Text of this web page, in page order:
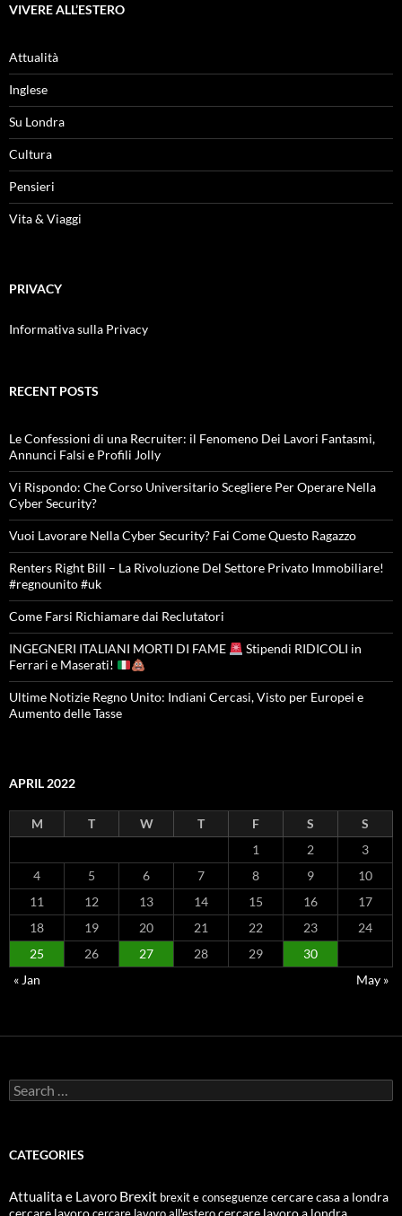
VIVERE ALL’ESTERO
Attualità
Inglese
Su Londra
Cultura
Pensieri
Vita & Viaggi
PRIVACY
Informativa sulla Privacy
RECENT POSTS
Le Confessioni di una Recruiter: il Fenomeno Dei Lavori Fantasmi,
Annunci Falsi e Profili Jolly
Vi Rispondo: Che Corso Universitario Scegliere Per Operare Nella
Cyber Security?
Vuoi Lavorare Nella Cyber Security? Fai Come Questo Ragazzo
Renters Right Bill – La Rivoluzione Del Settore Privato Immobiliare!
#regnounito #uk
Come Farsi Richiamare dai Reclutatori
INGEGNERI ITALIANI MORTI DI FAME
Stipendi RIDICOLI in
Ferrari e Maserati!
Ultime Notizie Regno Unito: Indiani Cercasi, Visto per Europei e
Aumento delle Tasse
APRIL 2022
M T W T F S
S
1
2
3
4
5 6 7 8 9
10
11
12 13 14 15 16
17
18
19 20 21 22 23
24
25
26 27 28 29
30
« Jan
May »
Search
for:
CATEGORIES
Attualita e Lavoro Brexit brexit e conseguenzecercare casa a londra